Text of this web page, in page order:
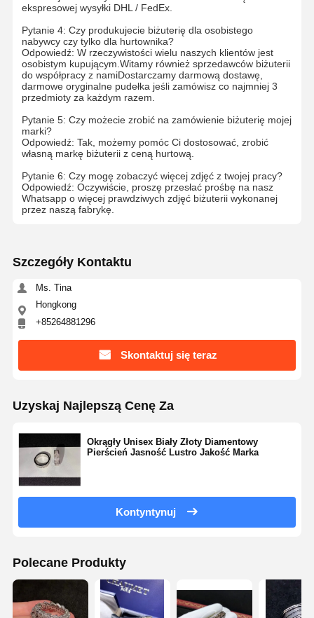
18 karatowe złote kolczyki
18K złota broszka
Zestaw biżuterii 18K
14K diamentowy bransolet
14 karatowy złoty pierścionek
14CT Złota bransoletka
Naszyjnik złotego 14K
Biżuteria z platyny na zamówienie
ekspresowej wysyłki DHL / FedEx.
Pytanie 4: Czy produkujecie biżuterię dla osobistego
nabywcy czy tylko dla hurtownika?
Odpowiedź: W rzeczywistości wielu naszych klientów jest
osobistym kupującym.Witamy również sprzedawców biżuterii
do współpracy z namiDostarczamy darmową dostawę,
darmowe oryginalne pudełka jeśli zamówisz co najmniej 3
przedmioty za każdym razem.
Pytanie 5: Czy możecie zrobić na zamówienie biżuterię mojej
marki?
Odpowiedź: Tak, możemy pomóc Ci dostosować, zrobić
własną markę biżuterii z ceną hurtową.
Pytanie 6: Czy mogę zobaczyć więcej zdjęć z twojej pracy?
Odpowiedź: Oczywiście, proszę przesłać prośbę na nasz
Whatsapp o więcej prawdziwych zdjęć biżuterii wykonanej
przez naszą fabrykę.
Szczegóły Kontaktu
Ms. Tina
Hongkong
+85264881296
Skontaktuj się teraz
Uzyskaj Najlepszą Cenę Za
Okrągły Unisex Biały Złoty Diamentowy
Pierścień Jasność Lustro Jakość Marka
Kontyntynuj
Polecane Produkty